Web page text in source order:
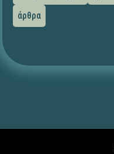
άρθρα